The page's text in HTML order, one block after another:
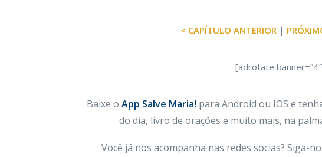
< CAPÍTULO ANTERIOR |
[adrotate
Baixe o App Salve Maria! para Android ou IOS e
do dia, livro de orações e muito mais, na
Você já nos acompanha nas redes socias? Siga-